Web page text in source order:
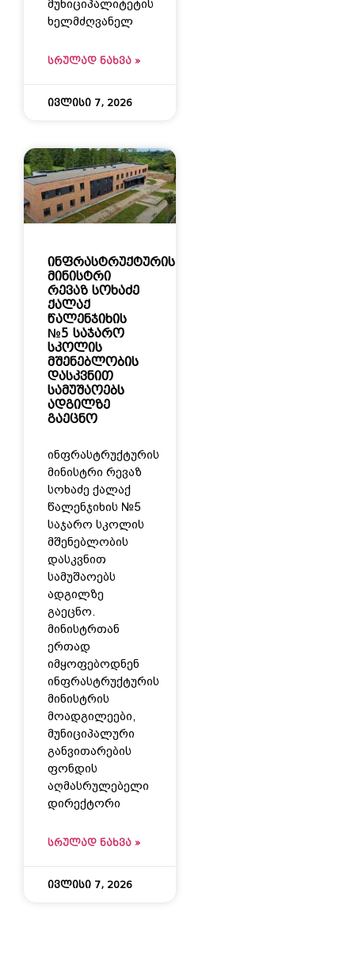
მუნიციპალიტეტის
ხელმძღვანელ
ᲡᲠᲣᲚᲐᲓ ᲜᲐᲮᲕᲐ »
ივლისი 7, 2026
ინფრასტრუქტურის
მინისტრი
რევაზ სოხაძე
ქალაქ
წალენჯიხის
№5 საჯარო
სკოლის
მშენებლობის
დასკვნით
სამუშაოებს
ადგილზე
გაეცნო
ინფრასტრუქტურის
მინისტრი რევაზ
სოხაძე ქალაქ
წალენჯიხის №5
საჯარო სკოლის
მშენებლობის
დასკვნით
სამუშაოებს
ადგილზე
გაეცნო.
მინისტრთან
ერთად
იმყოფებოდნენ
ინფრასტრუქტურის
მინისტრის
მოადგილეები,
მუნიციპალური
განვითარების
ფონდის
აღმასრულებელი
დირექტორი
ᲡᲠᲣᲚᲐᲓ ᲜᲐᲮᲕᲐ »
ივლისი 7, 2026